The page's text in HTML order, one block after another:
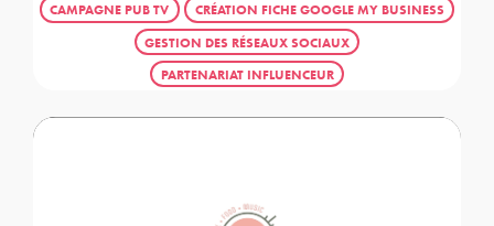
CAMPAGNE PUB TV
CRÉATION FICHE GOOGLE MY BUSINESS
GESTION DES RÉSEAUX SOCIAUX
PARTENARIAT INFLUENCEUR